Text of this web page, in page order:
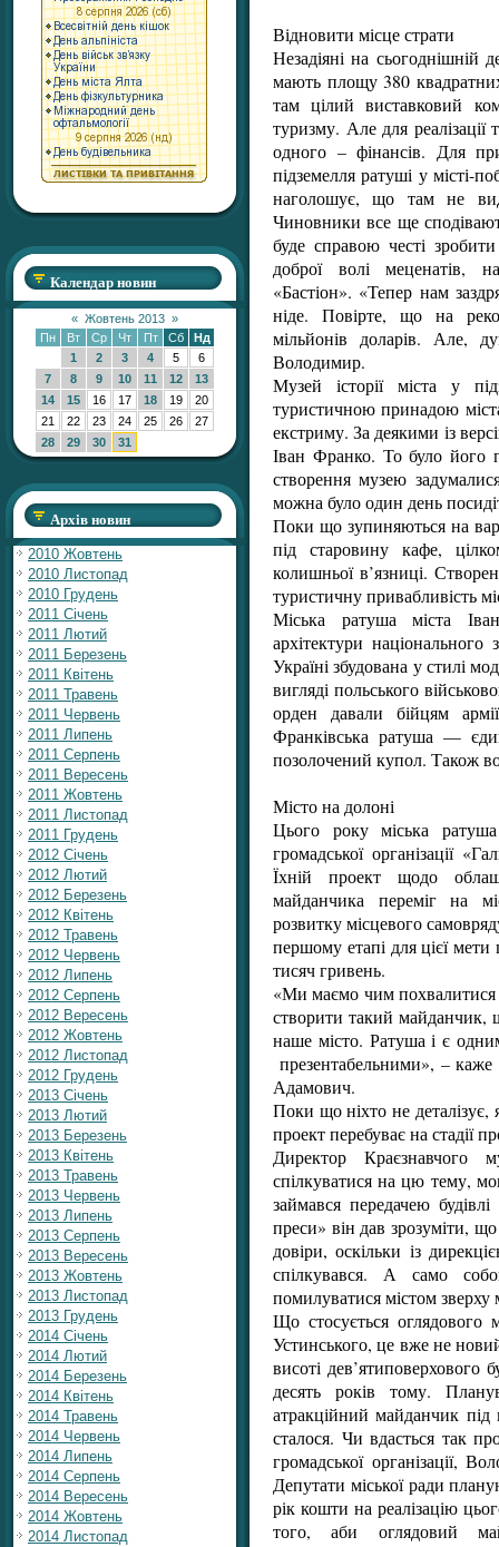
Календар новин
« Жовтень 2013 »
Пн
Вт Ср Чт Пт Сб
Нд
1
2 3 4 5
6
7
8 9 10 11 12
13
14
15 16 17 18 19
20
21
22 23 24 25 26
27
28
29 30 31
Архів новин
2010 Жовтень
2010 Листопад
2010 Грудень
2011 Січень
2011 Лютий
2011 Березень
2011 Квітень
2011 Травень
2011 Червень
2011 Липень
2011 Серпень
2011 Вересень
2011 Жовтень
2011 Листопад
2011 Грудень
2012 Січень
2012 Лютий
2012 Березень
2012 Квітень
2012 Травень
2012 Червень
2012 Липень
2012 Серпень
2012 Вересень
2012 Жовтень
2012 Листопад
2012 Грудень
2013 Січень
2013 Лютий
2013 Березень
2013 Квітень
2013 Травень
2013 Червень
2013 Липень
2013 Серпень
2013 Вересень
2013 Жовтень
2013 Листопад
2013 Грудень
2014 Січень
2014 Лютий
2014 Березень
2014 Квітень
2014 Травень
2014 Червень
2014 Липень
2014 Серпень
2014 Вересень
2014 Жовтень
2014 Листопад
Відновити місце страти
Незадіяні на сьогоднішній
мають площу 380
там цілий виставковий
туризму. Але для реалізації
одного – фінансів. Для
підземелля ратуші у
наголошує, що там не
Чиновники все ще
буде справою честі
доброї волі меценатів,
«Бастіон». «Тепер нам
ніде. Повірте, що на
мільйонів доларів. Але,
Володимир.
Музей історії міста у
туристичною принадою
екстриму. За деякими із
Іван Франко. То було його
створення музею
можна було один день
Поки що зупиняються на
під старовину кафе,
колишньої в’язниці.
туристичну привабливість
Міська ратуша міста
архітектури
Україні збудована у стилі
вигляді польського
орден давали бійцям
Франківська ратуша —
позолочений купол. Також
Місто на долоні
Цього року міська
громадської організації
Їхній проект щодо
майданчика переміг на
розвитку місцевого
першому етапі для цієї
тисяч гривень.
«Ми маємо чим похвалитися
створити такий майданчик,
наше місто. Ратуша і є
презентабельними», – каже
Адамович.
Поки що ніхто не
проект перебуває на стадії
Директор Краєзнавчого
спілкуватися на цю тему,
займався передачею
преси» він дав зрозуміти,
довіри, оскільки із
спілкувався. А само
помилуватися містом
Що стосується
Устинського, це вже не
висоті
десять років тому.
атракційний майданчик
сталося. Чи вдасться так
громадської організації,
Депутати міської ради
рік кошти на реалізацію
того, аби оглядовий